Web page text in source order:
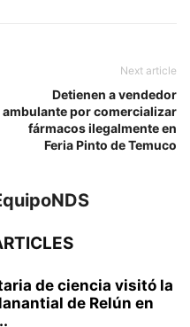
Next article
Detienen a vendedor
ambulante por comercializar
fármacos ilegalmente en
Feria Pinto de Temuco
de ciencia visitó la
de Relún en